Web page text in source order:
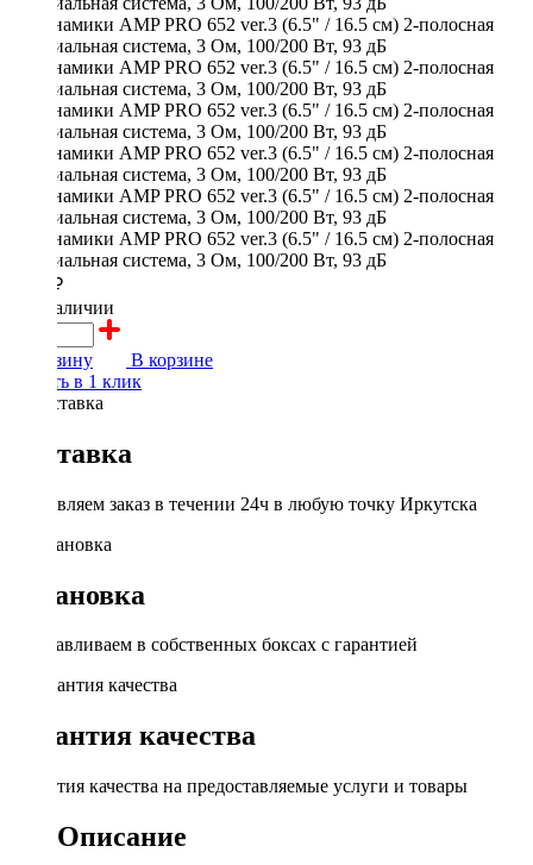
5600 ₽
в наличии
В корзину
В корзине
Купить в 1 клик
Доставка
Доставляем заказ в течении 24ч в любую точку Иркутска
Установка
Устанавливаем в собственных боксах с гарантией
Гарантия качества
Гарантия качества на предоставляемые услуги и товары
Описание